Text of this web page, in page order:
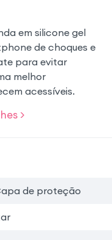
em silicone gel
de choques e
para evitar
melhor
acessíveis.
>
de proteção